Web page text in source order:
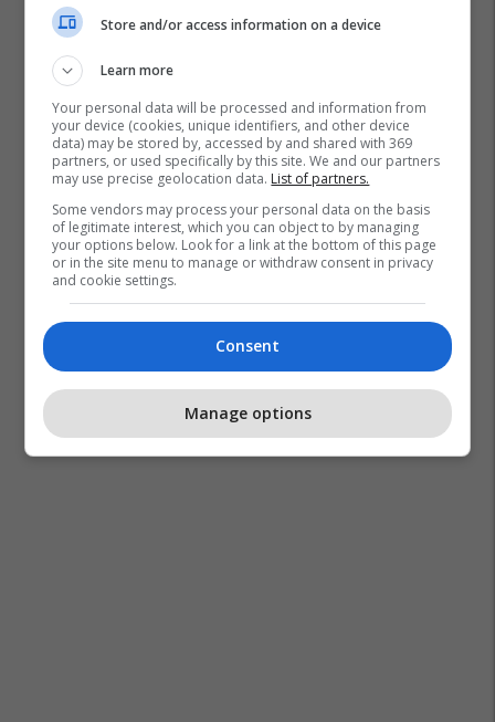
Store and/or access information on a device
Learn more
Your personal data will be processed and information from
your device (cookies, unique identifiers, and other device
data) may be stored by, accessed by and shared with 369
partners, or used specifically by this site. We and our partners
may use precise geolocation data. List of partners.
Some vendors may process your personal data on the basis
of legitimate interest, which you can object to by managing
your options below. Look for a link at the bottom of this page
or in the site menu to manage or withdraw consent in privacy
and cookie settings.
Consent
Manage options